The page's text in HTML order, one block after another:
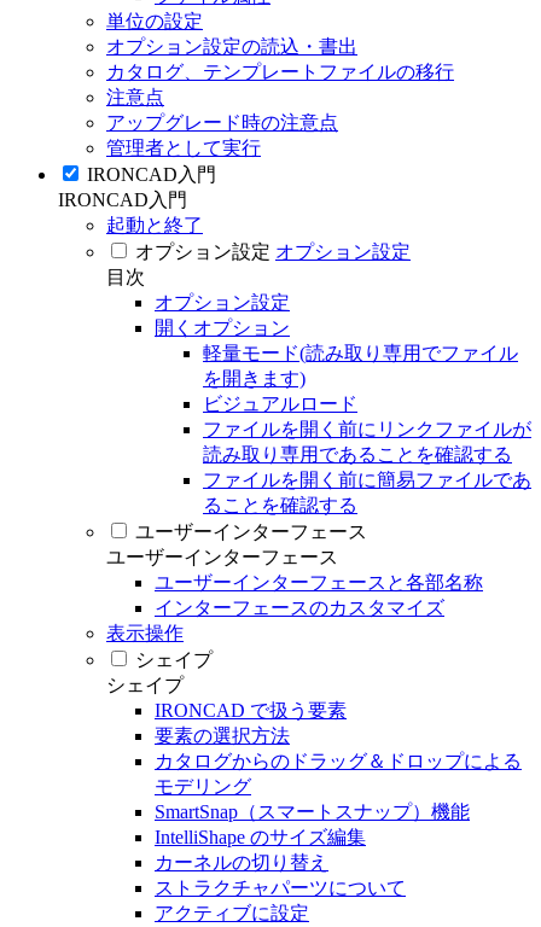
単位の設定
オプション設定の読込・書出
カタログ、テンプレートファイルの移行
注意点
アップグレード時の注意点
管理者として実行
IRONCAD入門
IRONCAD入門
起動と終了
オプション設定 オプション設定
目次
オプション設定
開くオプション
軽量モード(読み取り専用でファイル
を開きます)
ビジュアルロード
ファイルを開く前にリンクファイルが
読み取り専用であることを確認する
ファイルを開く前に簡易ファイルであ
ることを確認する
ユーザーインターフェース
ユーザーインターフェース
ユーザーインターフェースと各部名称
インターフェースのカスタマイズ
表示操作
シェイプ
シェイプ
IRONCAD で扱う要素
要素の選択方法
カタログからのドラッグ＆ドロップによる
モデリング
SmartSnap（スマートスナップ）機能
IntelliShape のサイズ編集
カーネルの切り替え
ストラクチャパーツについて
アクティブに設定